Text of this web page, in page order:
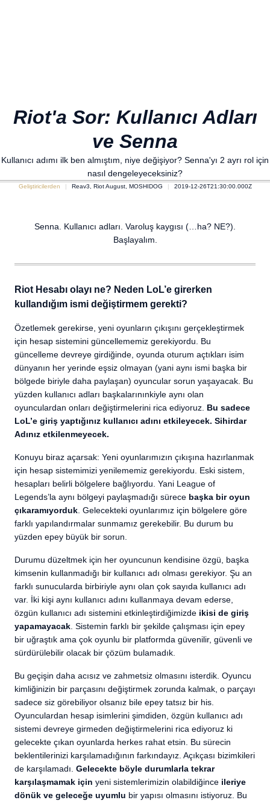
Riot'a Sor: Kullanıcı Adları
ve Senna
Kullanıcı adımı ilk ben almıştım, niye değişiyor? Senna'yı 2 ayrı rol için
nasıl dengeleyeceksiniz?
Geliştiricilerden Reav3, Riot August, MOSHIDOG 2019-12-26T21:30:00.000Z
Senna. Kullanıcı adları. Varoluş kaygısı (…ha? NE?).
Başlayalım.
Riot Hesabı olayı ne? Neden LoL’e girerken
kullandığım ismi değiştirmem gerekti?
Özetlemek gerekirse, yeni oyunların çıkışını gerçekleştirmek
için hesap sistemini güncellememiz gerekiyordu. Bu
güncelleme devreye girdiğinde, oyunda oturum açtıkları isim
dünyanın her yerinde eşsiz olmayan (yani aynı ismi başka bir
bölgede biriyle daha paylaşan) oyuncular sorun yaşayacak. Bu
yüzden kullanıcı adları başkalarınınkiyle aynı olan
oyunculardan onları değiştirmelerini rica ediyoruz. Bu sadece
LoL’e giriş yaptığınız kullanıcı adını etkileyecek. Sihirdar
Adınız etkilenmeyecek.
Konuyu biraz açarsak: Yeni oyunlarımızın çıkışına hazırlanmak
için hesap sistemimizi yenilememiz gerekiyordu. Eski sistem,
hesapları belirli bölgelere bağlıyordu. Yani League of
Legends’la aynı bölgeyi paylaşmadığı sürece başka bir oyun
çıkaramıyorduk . Gelecekteki oyunlarımız için bölgelere göre
farklı yapılandırmalar sunmamız gerekebilir. Bu durum bu
yüzden epey büyük bir sorun.
Durumu düzeltmek için her oyuncunun kendisine özgü, başka
kimsenin kullanmadığı bir kullanıcı adı olması gerekiyor. Şu an
farklı sunucularda birbiriyle aynı olan çok sayıda kullanıcı adı
var. İki kişi aynı kullanıcı adını kullanmaya devam ederse,
özgün kullanıcı adı sistemini etkinleştirdiğimizde ikisi de giriş
yapamayacak . Sistemin farklı bir şekilde çalışması için epey
bir uğraştık ama çok oyunlu bir platformda güvenilir, güvenli ve
sürdürülebilir olacak bir çözüm bulamadık.
Bu geçişin daha acısız ve zahmetsiz olmasını isterdik. Oyuncu
kimliğinizin bir parçasını değiştirmek zorunda kalmak, o parçayı
sadece siz görebiliyor olsanız bile epey tatsız bir his.
Oyunculardan hesap isimlerini şimdiden, özgün kullanıcı adı
sistemi devreye girmeden değiştirmelerini rica ediyoruz ki
gelecekte çıkan oyunlarda herkes rahat etsin. Bu sürecin
beklentilerinizi karşılamadığının farkındayız. Açıkçası bizimkileri
de karşılamadı. Gelecekte böyle durumlarla tekrar
karşılaşmamak için yeni sistemlerimizin olabildiğince ileriye
dönük ve geleceğe uyumlu bir yapısı olmasını istiyoruz. Bu